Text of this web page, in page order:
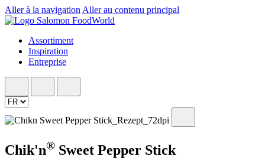
Aller à la navigation Aller au contenu principal
Assortiment
Inspiration
Entreprise
Chik'n® Sweet Pepper Stick